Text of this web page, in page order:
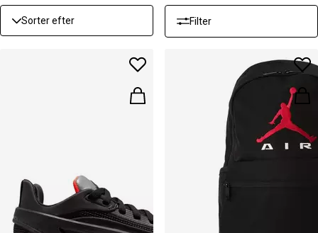
Sorter efter Filter